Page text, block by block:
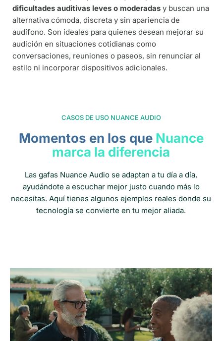
dificultades auditivas leves o moderadas y buscan una
alternativa cómoda, discreta y sin apariencia de
audífono. Son ideales para quienes desean mejorar su
audición en situaciones cotidianas como
conversaciones, reuniones o paseos, sin renunciar al
estilo ni incorporar dispositivos adicionales.
CASOS DE USO NUANCE AUDIO
Momentos en los queNuance
marca la diferencia
Las gafas Nuance Audio se adaptan a tu día a día,
ayudándote a escuchar mejor justo cuando más lo
necesitas. Aquí tienes algunos ejemplos reales donde su
tecnología se convierte en tu mejor aliada.